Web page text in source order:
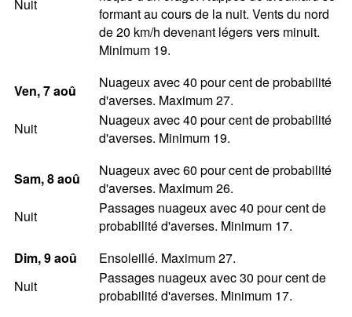
Nuit
formant au cours de la nuit. Vents du nord
de 20 km/h devenant légers vers minuit.
Minimum 19.
Ven, 7aoû
Nuageux avec 40 pour cent de probabilité
d'averses. Maximum 27.
Nuit
Nuageux avec 40 pour cent de probabilité
d'averses. Minimum 19.
Sam, 8aoû
Nuageux avec 60 pour cent de probabilité
d'averses. Maximum 26.
Nuit
Passages nuageux avec 40 pour cent de
probabilité d'averses. Minimum 17.
Dim, 9aoû
Ensoleillé. Maximum 27.
Nuit
Passages nuageux avec 30 pour cent de
probabilité d'averses. Minimum 17.